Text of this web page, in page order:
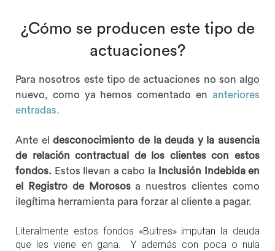
¿Cómo se producen este tipo de
actuaciones?
Para nosotros este tipo de actuaciones no son algo
nuevo, como ya hemos comentado en anteriores
entradas.
Ante eldesconocimiento de la deuda y la ausencia
de relación contractual de los clientes con estos
fondos. Estos llevan a cabo la
Inclusión Indebida en
el Registro de Morososa nuestros clientes como
ilegítima herramienta para forzar al cliente a pagar.
Literalmente estos fondos «Buitres» imputan la deuda
que les viene en gana. Y además con poca o nula